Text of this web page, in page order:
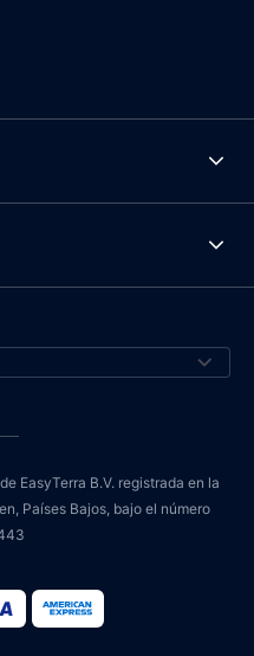
EasyTerra B.V. registrada en la
Países Bajos, bajo el número